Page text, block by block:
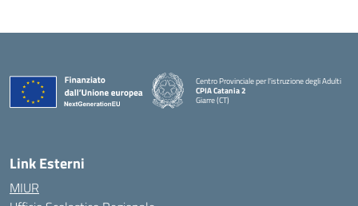
Centro Provinciale per l'istruzione degli Adulti
CPIA Catania 2
Giarre (CT)
Link Esterni
MIUR